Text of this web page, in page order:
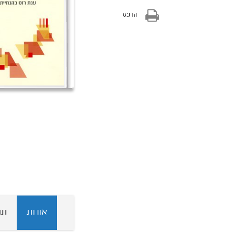
אודות
הדפס